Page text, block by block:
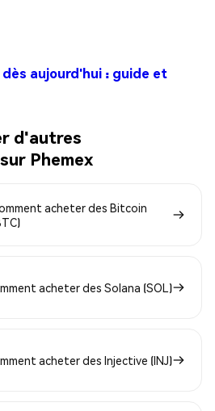
dès aujourd'hui : guide et
d'autres
Phemex
acheter des Bitcoin
acheter des Solana (SOL)
acheter des Injective (INJ)